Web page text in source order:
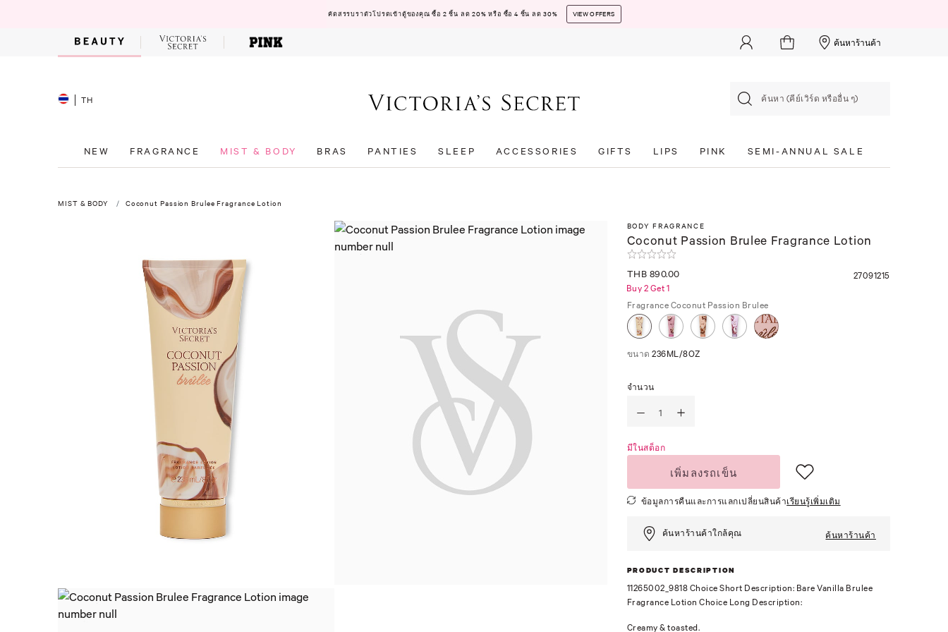
คัดสรรบราตัวโปรดเข้าตู้ของคุณ ซื้อ 2 ชิ้น ลด 20% หรือ ซื้อ 4 ชิ้น ลด 30% VIEW OFFERS
ค้นหาร้านค้า
TH ค้นหา (คีย์เวิร์ด หรืออื่น ๆ)
NEW FRAGRANCE MIST & BODY BRAS PANTIES SLEEP ACCESSORIES GIFTS LIPS PINK SEMI-ANNUAL SALE
MIST & BODY Coconut Passion Brulee Fragrance Lotion
BODY FRAGRANCE
Coconut Passion Brulee Fragrance Lotion
27091215
THB 890.00
Buy 2 Get 1
Fragrance Coconut Passion Brulee
ขนาด236ML/8OZ
จำนวน
มีในสต็อก
เพิ่มลงรถเข็น
ข้อมูลการคืนและการแลกเปลี่ยนสินค้าเรียนรู้เพิ่มเติม
ค้นหาร้านค้าใกล้คุณ ค้นหาร้านค้า
PRODUCT DESCRIPTION
11265002_9818 Choice Short Description: Bare Vanilla Brulee
Fragrance Lotion Choice Long Description:
Creamy & toasted.